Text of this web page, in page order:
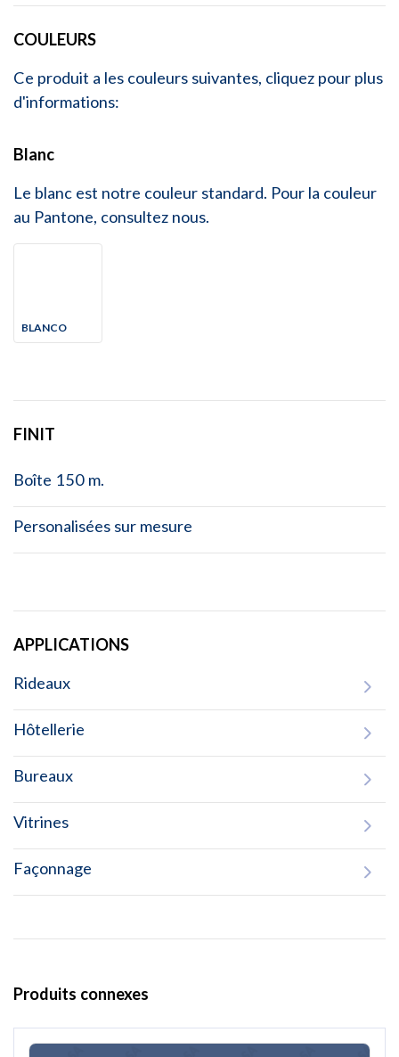
COULEURS
Ce produit a les couleurs suivantes, cliquez pour plus
d'informations:
Blanc
Le blanc est notre couleur standard. Pour la couleur
au Pantone, consultez nous.
BLANCO
FINIT
Boîte 150 m.
Personalisées sur mesure
APPLICATIONS
Rideaux
Hôtellerie
Bureaux
Vitrines
Façonnage
Produits connexes